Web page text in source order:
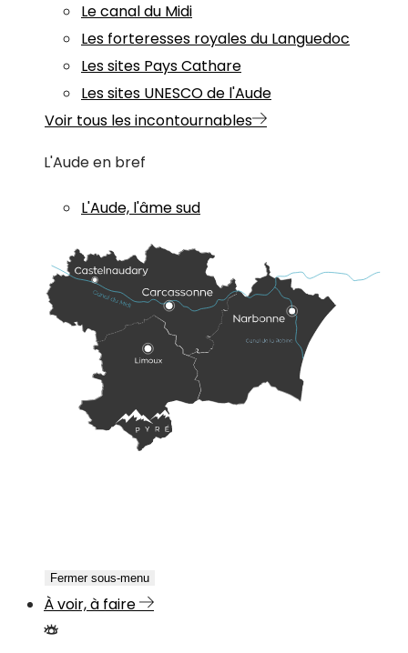
Le canal du Midi
Les forteresses royales du Languedoc
Les sites Pays Cathare
Les sites UNESCO de l'Aude
Voir tous les incontournables
L'Aude en bref
L'Aude, l'âme sud
Fermer sous-menu
À voir, à faire